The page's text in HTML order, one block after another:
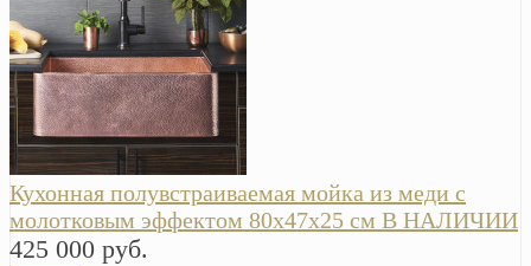
Кухонная полувстраиваемая мойка из меди с
молотковым эффектом 80х47х25 см В НАЛИЧИИ
425 000 руб.